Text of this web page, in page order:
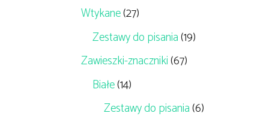
Wtykane(27)
Zestawy do pisania(19)
Zawieszki-znaczniki(67)
Białe(14)
Zestawy do pisania(6)